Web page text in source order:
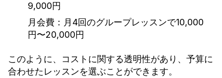
9,000円
月会費：月4回のグループレッスンで10,000
円〜20,000円
このように、コストに関する透明性があり、予算に
合わせたレッスンを選ぶことができます。